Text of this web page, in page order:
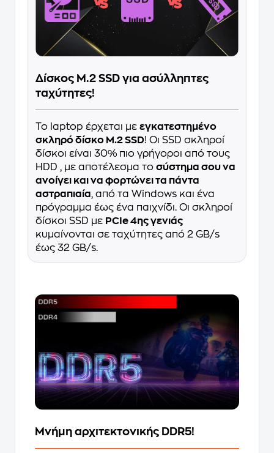
Δίσκος M.2 SSD για ασύλληπτες
ταχύτητες!
Το laptop έρχεται με εγκατεστημένο
σκληρό δίσκο M.2 SSD! Οι SSD σκληροί
δίσκοι είναι 30% πιο γρήγοροι από τους
HDD , με αποτέλεσμα το σύστημα σου να
ανοίγει και να φορτώνει τα πάντα
αστραπιαία, από τα Windows και ένα
πρόγραμμα έως ένα παιχνίδι. Οι σκληροί
δίσκοι SSD με PCIe 4ης γενιάς
κυμαίνονται σε ταχύτητες από 2 GB/s
έως 32 GB/s.
Μνήμη αρχιτεκτονικής DDR5!